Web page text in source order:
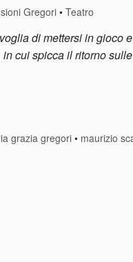
Gregori •Teatro
di mettersi in gioco
cui spicca il ritorno
grazia gregori • maurizio